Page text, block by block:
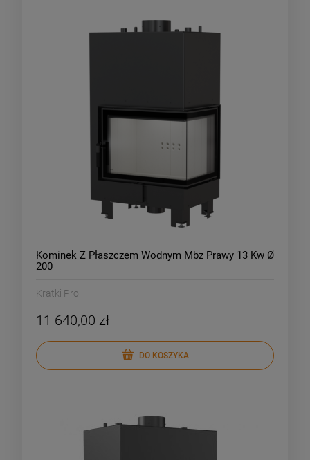
Kominek Z Płaszczem Wodnym Mbz Prawy 13 Kw Ø
200
Kratki Pro
11 640,00 zł
DO KOSZYKA